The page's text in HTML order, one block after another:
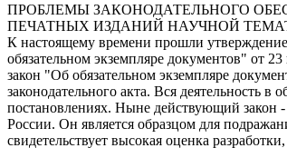
ПРОБЛЕМЫ ЗАКОНОДАТЕЛЬНОГО
ПЕЧАТНЫХ ИЗДАНИЙ НАУЧНОЙ
К настоящему времени прошли
обязательном экземпляре документов" от
закон "Об обязательном экземпляре
законодательного акта. Вся деятельность в
постановлениях. Ныне действующий закон
России. Он является образцом для
свидетельствует высокая оценка